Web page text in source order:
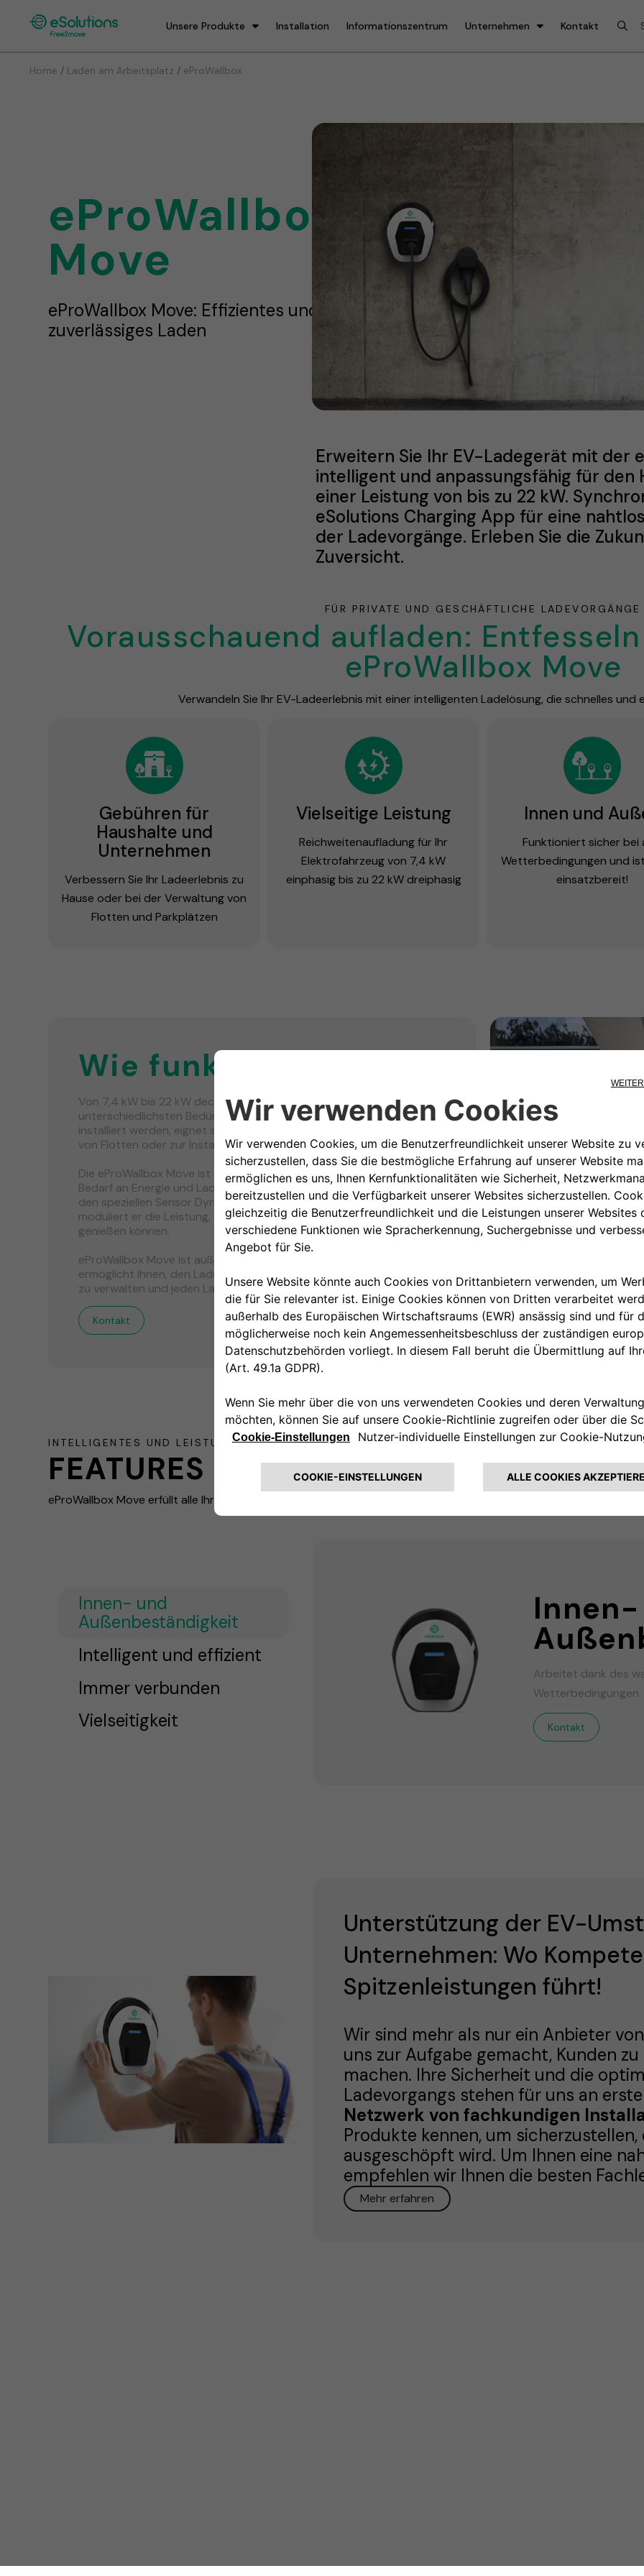
Unsere Produkte Installation Informationszentrum Unternehmen Kontakt
Home / Laden am Arbeitsplatz / eProWallbox
eProWallbox
Move
eProWallbox Move: Effizientes und
zuverlässiges Laden
Erweitern Sie Ihr EV-Ladegerät mit der
intelligent und anpassungsfähig für
einer Leistung von bis zu 22 kW.
eSolutions Charging App für eine
der Ladevorgänge. Erleben Sie die
Zuversicht.
FÜR PRIVATE UND GESCHÄFTLICHE LADEVORGÄNGE
Vorausschauend aufladen:
eProWallbox Move
Verwandeln Sie Ihr EV-Ladeerlebnis mit einer intelligenten Ladelösung, die schnelles
Gebühren für
Haushalte und
Unternehmen
Verbessern Sie Ihr Ladeerlebnis zu
Hause oder bei der Verwaltung von
Flotten und Parkplätzen
Vielseitige Leistung
Reichweitenaufladung für Ihr
Elektrofahrzeug von 7,4 kW
einphasig bis zu 22 kW dreiphasig
Innen und
Funktioniert sicher bei
Wetterbedingungen und
einsatzbereit!
Wie funktioniert das?
Von 7,4 kW bis 22 kW deckt die eProWallbox Move die
unterschiedlichsten Bedürfnisse ab. Sie kann zum Aufladen zu Hause
installiert werden, eignet sich aber auch hervorragend zum Aufladen
von Flotten oder zur Installation auf Parkplätzen.
Die eProWallbox Move ist eine effiziente Ladestation, die sich an Ihren
Bedarf an Energie und Ladegeschwindigkeit anpasst. Und wenn Sie
den speziellen Sensor Dynamic Power Management installieren,
moduliert er die Leistung, damit Sie Ihr Zuhause in vollen Zügen
genießen können.
eProWallbox Move ist außerdem intelligent und vernetzt. Es
ermöglicht Ihnen, den Ladevorgang direkt von Ihrem Smartphone aus
zu verwalten und jeden Ladevorgang zu überwachen.
Kontakt
INTELLIGENTES UND LEISTUNGSSTARKES LADEN
FEATURES
eProWallbox Move erfüllt alle Ihre Anforderungen
Innen- und
Außenbeständigkeit
Intelligent und effizient
Immer verbunden
Vielseitigkeit
Arbeitet dank des
Wetterbedingungen.
Kontakt
Unterstützung der EV-
Unternehmen: Wo
Spitzenleistungen führt!
Wir sind mehr als nur ein Anbieter
uns zur Aufgabe gemacht, Kunden
machen. Ihre Sicherheit und die
Ladevorgangs stehen für uns an
Netzwerk von fachkundigen
Produkte kennen, um
ausgeschöpft wird. Um Ihnen eine
empfehlen wir Ihnen die besten
Mehr erfahren